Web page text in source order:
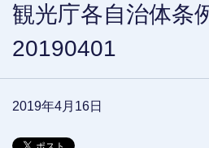
観光庁各自治体条
20190401
2019年4月16日